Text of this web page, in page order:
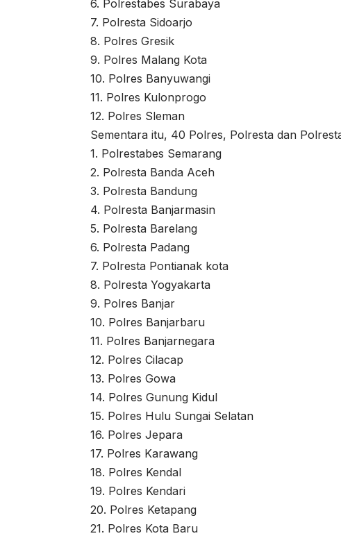
6. Polrestabes Surabaya
7. Polresta Sidoarjo
8. Polres Gresik
9. Polres Malang Kota
10. Polres Banyuwangi
11. Polres Kulonprogo
12. Polres Sleman
Sementara itu, 40 Polres, Polresta dan
1. Polrestabes Semarang
2. Polresta Banda Aceh
3. Polresta Bandung
4. Polresta Banjarmasin
5. Polresta Barelang
6. Polresta Padang
7. Polresta Pontianak kota
8. Polresta Yogyakarta
9. Polres Banjar
10. Polres Banjarbaru
11. Polres Banjarnegara
12. Polres Cilacap
13. Polres Gowa
14. Polres Gunung Kidul
15. Polres Hulu Sungai Selatan
16. Polres Jepara
17. Polres Karawang
18. Polres Kendal
19. Polres Kendari
20. Polres Ketapang
21. Polres Kota Baru